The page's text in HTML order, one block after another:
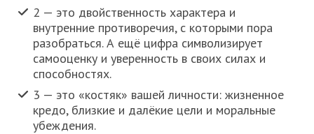
2 — это двойственность характера и
внутренние противоречия, с которыми пора
разобраться. А ещё цифра символизирует
самооценку и уверенность в своих силах и
способностях.
3 — это «костяк» вашей личности: жизненное
кредо, близкие и далёкие цели и моральные
убеждения.